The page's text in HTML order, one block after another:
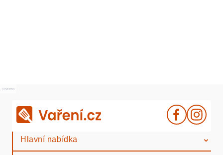
Reklama
Hlavní nabídka